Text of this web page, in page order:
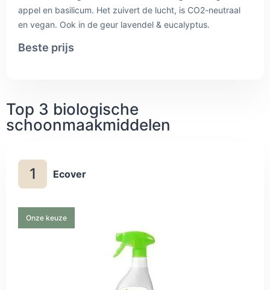
appel en basilicum. Het zuivert de lucht, is CO2-neutraal
en vegan. Ook in de geur lavendel & eucalyptus.
Beste prijs
Top 3 biologische
schoonmaakmiddelen
1 Ecover
Onze keuze